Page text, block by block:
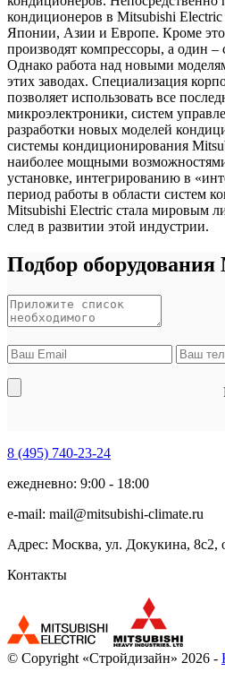
кондиционеров в Mitsubishi Electric
Японии, Азии и Европе. Кроме
производят компрессоры, а один
Однако работа над новыми
этих заводах. Специализация
позволяет использовать все
микроэлектроники, систем
разработки новых моделей
системы кондиционирования
наиболее мощными
установке, интегрированию в
период работы в области систем
Mitsubishi Electric стала мировым
след в развитии этой индустрии.
Подбор
8 (495) 740-23-24
ежедневно: 9:00 - 18:00
e-mail: mail@mitsubishi-climate.ru
Адрес: Москва, ул. Докукина, 8с2,
Контакты
© Copyright «Стройдизайн» 2026 -